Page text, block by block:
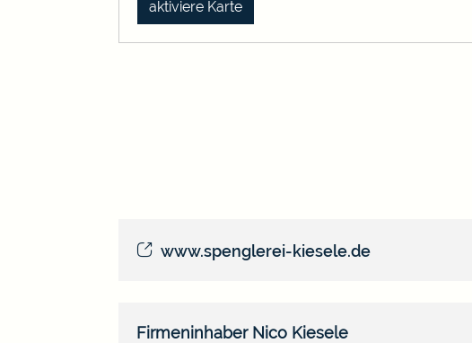
www.spenglerei-kiesele.de
Firmeninhaber Nico Kiesele
aktiviere Karte